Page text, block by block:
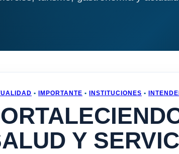
• IMPORTANTE • INSTITUCIONES •
Y